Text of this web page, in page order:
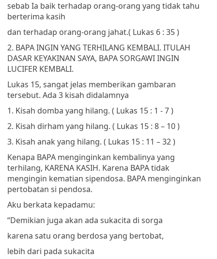
sebab Ia baik terhadap orang-orang yang tidak tahu
berterima kasih
dan terhadap orang-orang jahat.( Lukas 6 : 35 )
2. BAPA INGIN YANG TERHILANG KEMBALI. ITULAH
DASAR KEYAKINAN SAYA, BAPA SORGAWI INGIN
LUCIFER KEMBALI.
Lukas 15, sangat jelas memberikan gambaran
tersebut. Ada 3 kisah didalamnya
1. Kisah domba yang hilang. ( Lukas 15 : 1 - 7 )
2. Kisah dirham yang hilang. ( Lukas 15 : 8 – 10 )
3. Kisah anak yang hilang. ( Lukas 15 : 11 – 32 )
Kenapa BAPA menginginkan kembalinya yang
terhilang, KARENA KASIH. Karena BAPA tidak
mengingin kematian sipendosa. BAPA menginginkan
pertobatan si pendosa.
Aku berkata kepadamu:
“Demikian juga akan ada sukacita di sorga
karena satu orang berdosa yang bertobat,
lebih dari pada sukacita